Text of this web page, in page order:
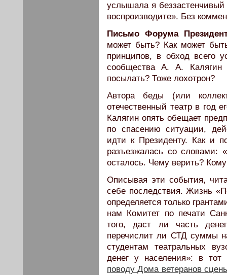
услышала я
воспроизводите». Без
Письмо Форума
может быть? Как может
принципов, в обход всего
сообщества А. А.
посылать? Тоже лохотрон?
Автора беды (или
отечественный театр в год
Калягин опять обещает
по спасению ситуации,
идти к Президенту. Как и
разъезжалась со словами:
осталось. Чему верить?
Описывая эти события,
себе последствия. Жизнь
определяется только
нам Комитет по печати
того, даст ли часть
перечислит ли СТД суммы
студентам театральных
денег у населения»: в
поводу Дома ветеранов